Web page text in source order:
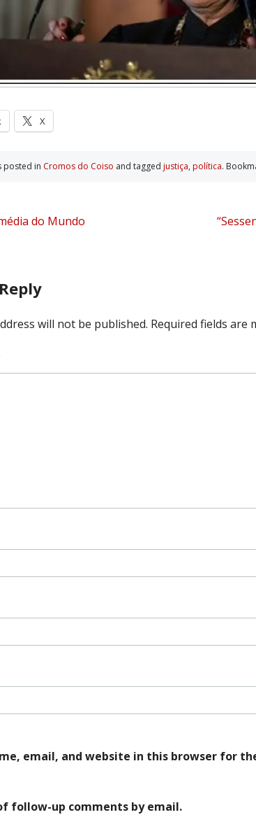
X
posted in Cromos do Coiso and tagged justiça, polí­tica.
do Mundo
will not be published. Required fields are
email, and website in this browser for
follow-up comments by email.